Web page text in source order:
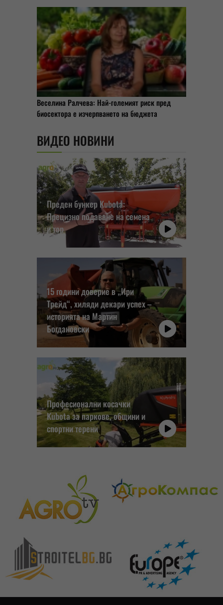
Веселина Ралчева: Най-големият риск пред
биосектора е изчерпването на бюджета
ВИДЕО НОВИНИ
Преден бункер Kubota:
Прецизно подаване на семена
и тор
15 години доверие в „Ири
Трейд“, хиляди декари успех –
историята на Мартин
Богдановски
Професионални косачки
Kubota за паркове, общини и
спортни терени